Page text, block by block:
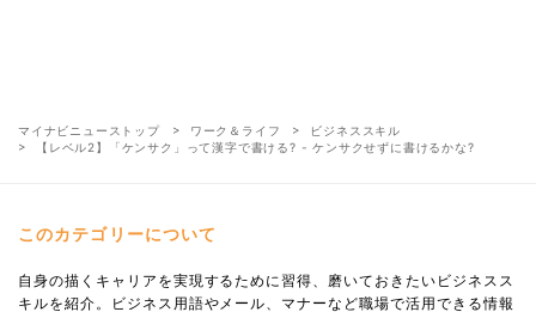
マイナビニューストップ ワーク＆ライフ
ビジネススキル
【レベル2】「ケンサク」って漢字で書ける? - ケンサクせずに書けるかな?
このカテゴリーについて
自身の描くキャリアを実現するために習得、磨いておきたいビジネスス
キルを紹介。ビジネス用語やメール、マナーなど職場で活用できる情報